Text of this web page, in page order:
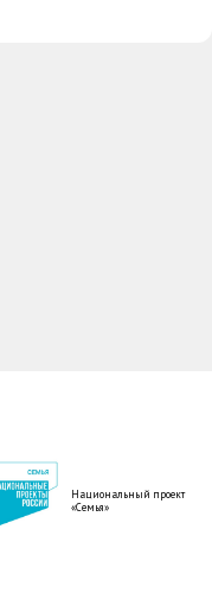
Национальный проект
«Семья»